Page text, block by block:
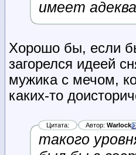
имеет
Хорошо бы, если
загорелся идеей
мужика с мечом,
каких-то
Цитата: Автор: Warlock
такого